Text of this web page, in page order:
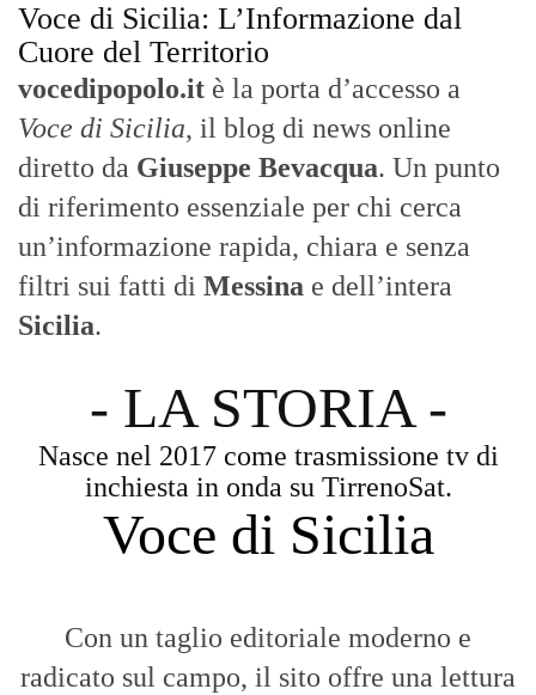
Voce di Sicilia: L’Informazione dal
Cuore del Territorio
vocedipopolo.it è la porta d’accesso a
Voce di Sicilia, il blog di news online
diretto da Giuseppe Bevacqua. Un punto
di riferimento essenziale per chi cerca
un’informazione rapida, chiara e senza
filtri sui fatti di Messina e dell’intera
Sicilia.
- LA STORIA -
Nasce nel 2017 come trasmissione tv di
inchiesta in onda su TirrenoSat.
Voce di Sicilia
Con un taglio editoriale moderno e
radicato sul campo, il sito offre una lettura